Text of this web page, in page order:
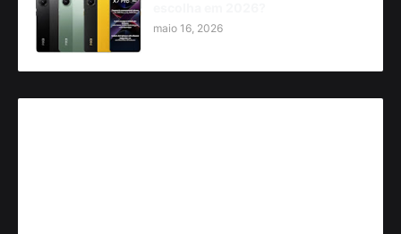
maio 16, 2026